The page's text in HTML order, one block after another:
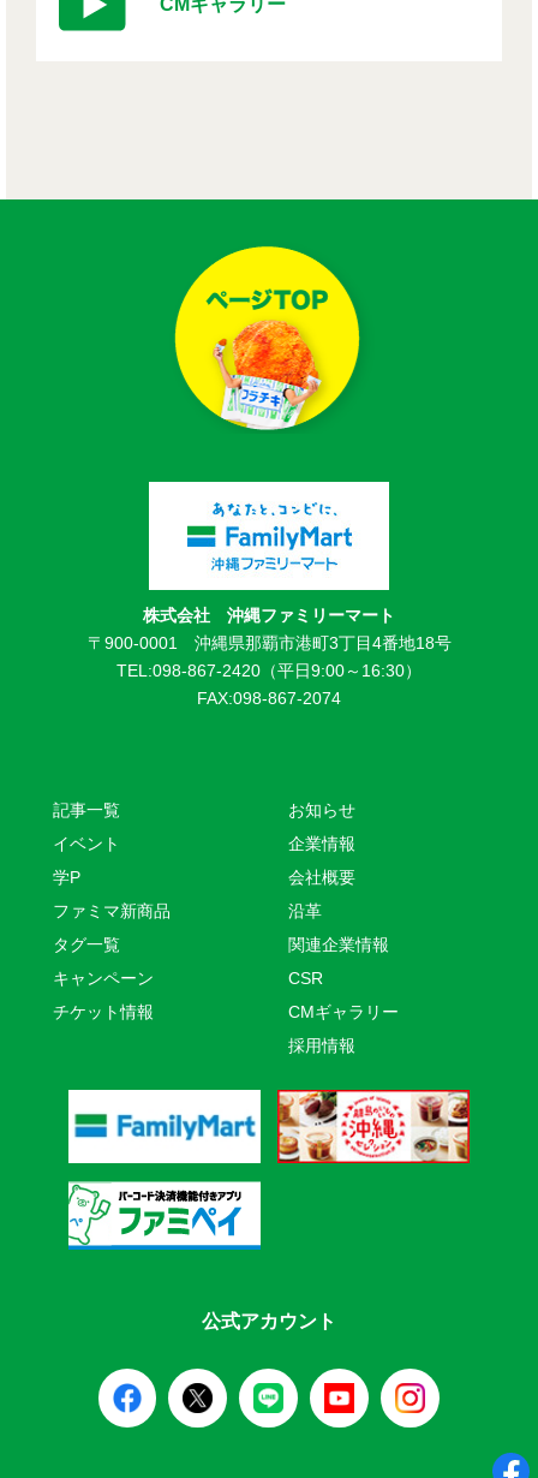
CMギャラリー
株式会社 沖縄ファミリーマート
〒900-0001 沖縄県那覇市港町3丁目4番地18号
TEL:098-867-2420（平日9:00～16:30）
FAX:098-867-2074
記事一覧
イベント
学P
ファミマ新商品
タグ一覧
キャンペーン
チケット情報
お知らせ
企業情報
会社概要
沿革
関連企業情報
CSR
CMギャラリー
採用情報
公式アカウント